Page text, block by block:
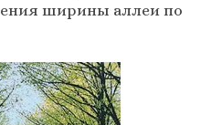
ширины аллеи по